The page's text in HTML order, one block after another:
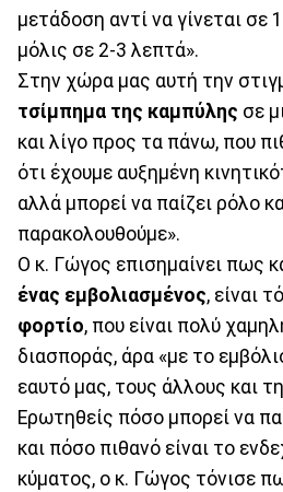
μετάδοση αντί να γίνεται σε
μόλις σε 2-3 λεπτά».
Στην χώρα μας αυτή την
τσίμπημα της καμπύλης σε
και λίγο προς τα πάνω, που
ότι έχουμε αυξημένη
αλλά μπορεί να παίζει ρόλο
παρακολουθούμε».
Ο κ. Γώγος επισημαίνει πως
ένας εμβολιασμένος, είναι
φορτίο, που είναι πολύ
διασποράς, άρα «με το
εαυτό μας, τους άλλους και
Ερωτηθείς πόσο μπορεί να
και πόσο πιθανό είναι το
κύματος, ο κ. Γώγος τόνισε